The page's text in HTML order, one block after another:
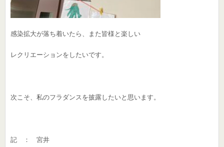
感染拡大が落ち着いたら、また皆様と楽しい
レクリエーションをしたいです。
次こそ、私のフラダンスを披露したいと思います。
記 ： 宮井